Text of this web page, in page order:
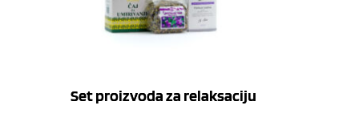
Set proizvoda za relaksaciju